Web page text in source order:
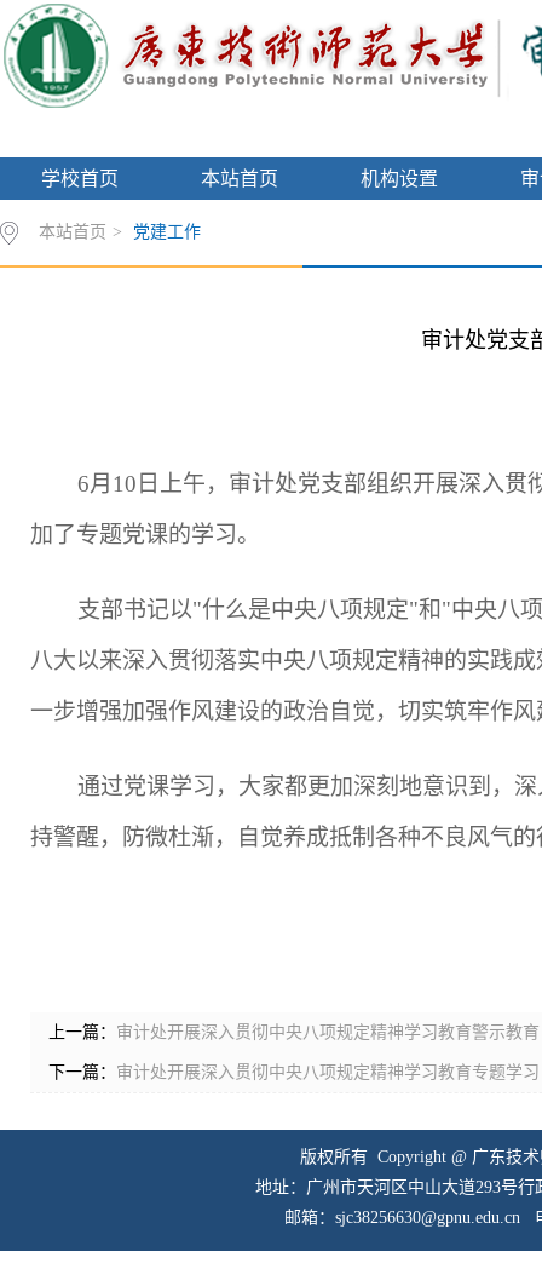
学校首页 本站首页 机构设置
本站首页 > 党建工作
审计处党支
6月 10 日上午，审计处党支部组织开展深入
加了专题党课的学习。
支部书记以"什么是中央八项规定"和"中央八
八大以来深入贯彻落实中央八项规定精神的实践
一步增强加强作风建设的政治自觉，切实筑牢作
通过党课学习，大家都更加深刻地意识到，
持警醒，防微杜渐，自觉养成抵制各种不良风气
上一篇： 审计处开展深入贯彻中央八项规定精神学习教育警示教育
下一篇： 审计处开展深入贯彻中央八项规定精神学习教育专题学
版权所有 Copyright @ 广东技
地址：广州市天河区中山大道293号行
邮箱：sjc38256630@gpnu.edu.cn电